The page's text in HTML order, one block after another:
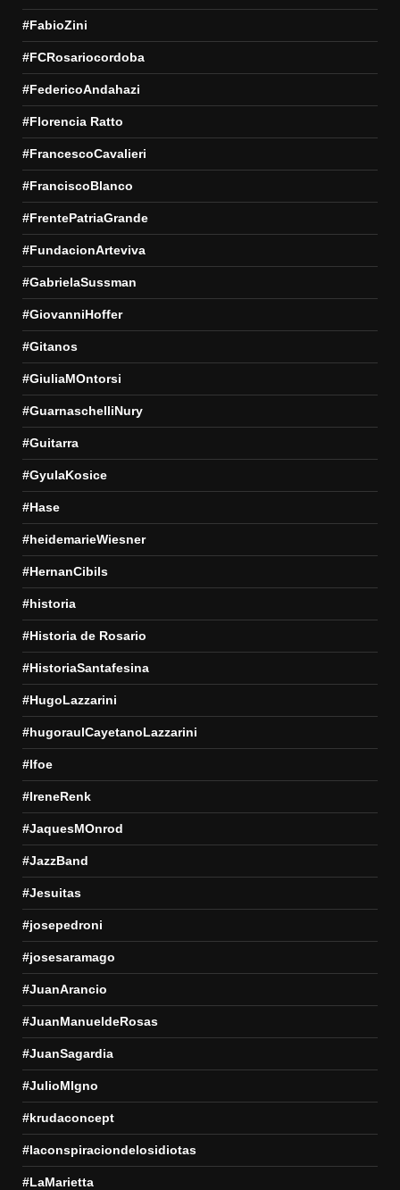
#FabioZini
#FCRosariocordoba
#FedericoAndahazi
#Florencia Ratto
#FrancescoCavalieri
#FranciscoBlanco
#FrentePatriaGrande
#FundacionArteviva
#GabrielaSussman
#GiovanniHoffer
#Gitanos
#GiuliaMOntorsi
#GuarnaschelliNury
#Guitarra
#GyulaKosice
#Hase
#heidemarieWiesner
#HernanCibils
#historia
#Historia de Rosario
#HistoriaSantafesina
#HugoLazzarini
#hugoraulCayetanoLazzarini
#Ifoe
#IreneRenk
#JaquesMOnrod
#JazzBand
#Jesuitas
#josepedroni
#josesaramago
#JuanArancio
#JuanManueldeRosas
#JuanSagardia
#JulioMIgno
#krudaconcept
#laconspiraciondelosidiotas
#LaMarietta